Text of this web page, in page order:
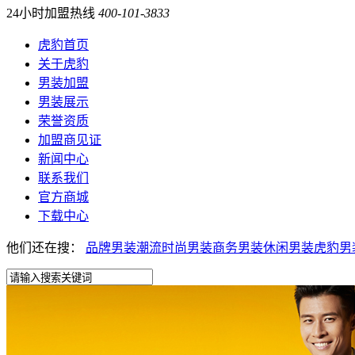
24小时加盟热线 400-101-3833
虎豹首页
关于虎豹
男装加盟
男装展示
荣誉资质
加盟商见证
新闻中心
联系我们
官方商城
下载中心
他们还在搜： 品牌男装潮流时尚男装商务男装休闲男装虎豹男